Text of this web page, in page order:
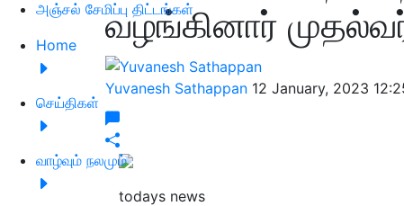
அஞ்சல் சேமிப்பு திட்டங்கள்
Home
செய்திகள்
வாழ்வும் நலமும்
வழங்கினார்
Yuvanesh Sathappan 12 January, 2023
todays news